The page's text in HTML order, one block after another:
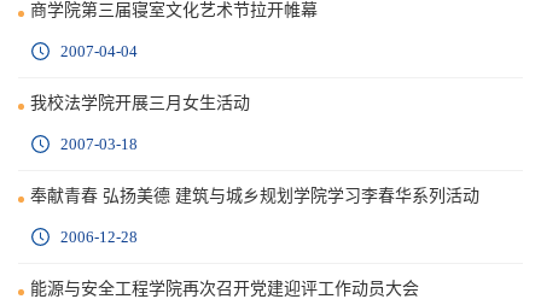
商学院第三届寝室文化艺术节拉开帷幕
2007-04-04
我校法学院开展三月女生活动
2007-03-18
奉献青春 弘扬美德 建筑与城乡规划学院学习李春华系列活动
2006-12-28
能源与安全工程学院再次召开党建迎评工作动员大会